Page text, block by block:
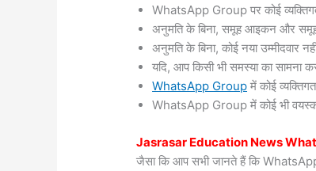
WhatsApp Group पर कोई
अनुमति के बिना, समूह आइकन और
अनुमति के बिना, कोई नया उम्मीदवार
यदि, आप किसी भी समस्या का
WhatsApp Group में कोई
WhatsApp Group में कोई भी वयस्क
Jasrasar Education News
जैसा कि आप सभी जानते हैं कि